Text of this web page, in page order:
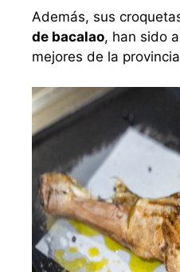
Además, sus
de bacalao, han sido
mejores de la